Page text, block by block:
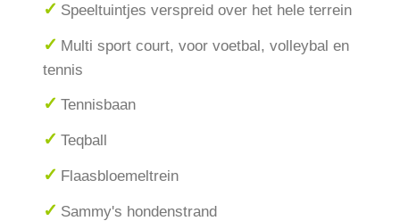
Speeltuintjes verspreid over het hele terrein
Multi sport court, voor voetbal, volleybal en
tennis
Tennisbaan
Teqball
Flaasbloemeltrein
Sammy's hondenstrand